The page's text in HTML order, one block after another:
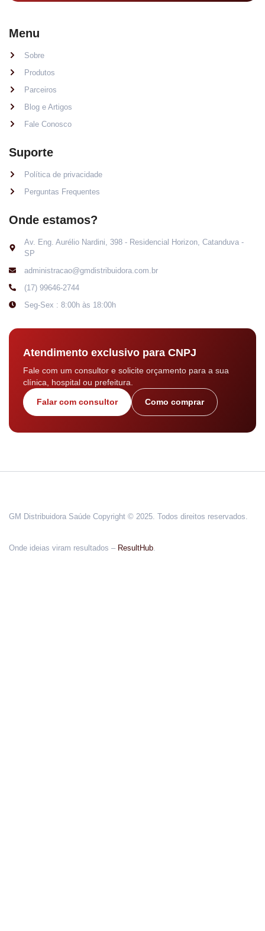
Menu
Sobre
Produtos
Parceiros
Blog e Artigos
Fale Conosco
Suporte
Política de privacidade
Perguntas Frequentes
Onde estamos?
Av. Eng. Aurélio Nardini, 398 - Residencial Horizon, Catanduva -
SP
administracao@gmdistribuidora.com.br
(17) 99646-2744
Seg-Sex : 8:00h às 18:00h
Atendimento exclusivo para CNPJ
Fale com um consultor e solicite orçamento para a sua
clínica, hospital ou prefeitura.
Falar com consultor Como comprar
GM Distribuidora Saúde Copyright © 2025. Todos direitos reservados.
Onde ideias viram resultados – ResultHub.